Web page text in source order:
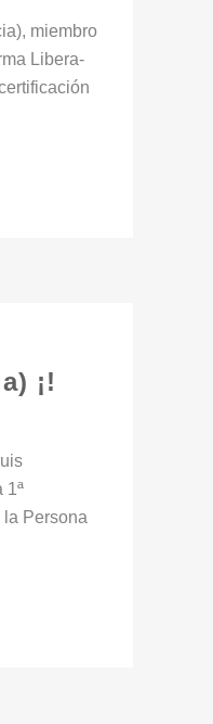
miembro
Libera-
¡!
1ª
Persona